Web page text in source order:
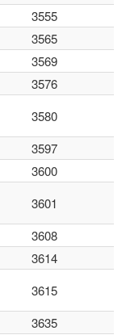
3555
3565
3569
3576
3580
3597
3600
3601
3608
3614
3615
3635